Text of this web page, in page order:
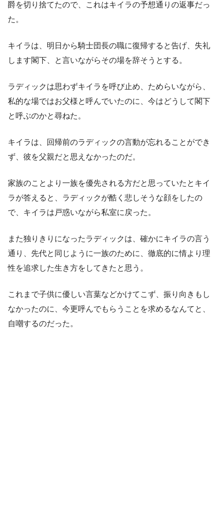
爵を切り捨てたので、これはキイラの予想通りの返事だっ
た。
キイラは、明日から騎士団長の職に復帰すると告げ、失礼
します閣下、と言いながらその場を辞そうとする。
ラディックは思わずキイラを呼び止め、ためらいながら、
私的な場ではお父様と呼んでいたのに、今はどうして閣下
と呼ぶのかと尋ねた。
キイラは、回帰前のラディックの言動が忘れることができ
ず、彼を父親だと思えなかったのだ。
家族のことより一族を優先される方だと思っていたとキイ
ラが答えると、ラディックが酷く悲しそうな顔をしたの
で、キイラは戸惑いながら私室に戻った。
また独りきりになったラディックは、確かにキイラの言う
通り、先代と同じように一族のために、徹底的に情より理
性を追求した生き方をしてきたと思う。
これまで子供に優しい言葉などかけてこず、振り向きもし
なかったのに、今更呼んでもらうことを求めるなんてと、
自嘲するのだった。